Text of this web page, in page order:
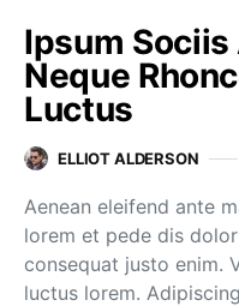
Ipsum Sociis
Neque
Luctus
ELLIOT ALDERSON
Aenean eleifend ante
lorem et pede dis
consequat justo enim.
luctus lorem.